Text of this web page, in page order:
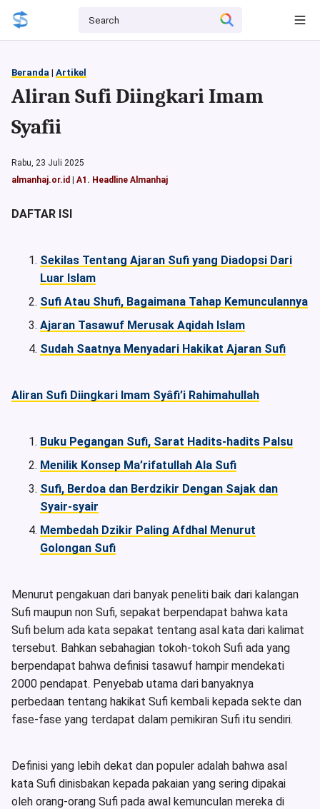
Beranda | Artikel
Aliran Sufi Diingkari Imam
Syafii
Rabu, 23 Juli 2025
almanhaj.or.id
A1. Headline Almanhaj
DAFTAR ISI
Sekilas Tentang Ajaran Sufi yang Diadopsi Dari
Luar Islam
Sufi Atau Shufi, Bagaimana Tahap Kemunculannya
Ajaran Tasawuf Merusak Aqidah Islam
Sudah Saatnya Menyadari Hakikat Ajaran Sufi
Aliran Sufi Diingkari Imam Syâfi’i Rahimahullah
Buku Pegangan Sufi, Sarat Hadits-hadits Palsu
Menilik Konsep Ma’rifatullah Ala Sufi
Sufi, Berdoa dan Berdzikir Dengan Sajak dan
Syair-syair
Membedah Dzikir Paling Afdhal Menurut
Golongan Sufi
Menurut pengakuan dari banyak peneliti baik dari kalangan
Sufi maupun non Sufi, sepakat berpendapat bahwa kata
Sufi belum ada kata sepakat tentang asal kata dari kalimat
tersebut. Bahkan sebahagian tokoh-tokoh Sufi ada yang
berpendapat bahwa definisi tasawuf hampir mendekati
2000 pendapat. Penyebab utama dari banyaknya
perbedaan tentang hakikat Sufi kembali kepada sekte dan
fase-fase yang terdapat dalam pemikiran Sufi itu sendiri.
Definisi yang lebih dekat dan populer adalah bahwa asal
kata Sufi dinisbakan kepada pakaian yang sering dipakai
oleh orang-orang Sufi pada awal kemunculan mereka di